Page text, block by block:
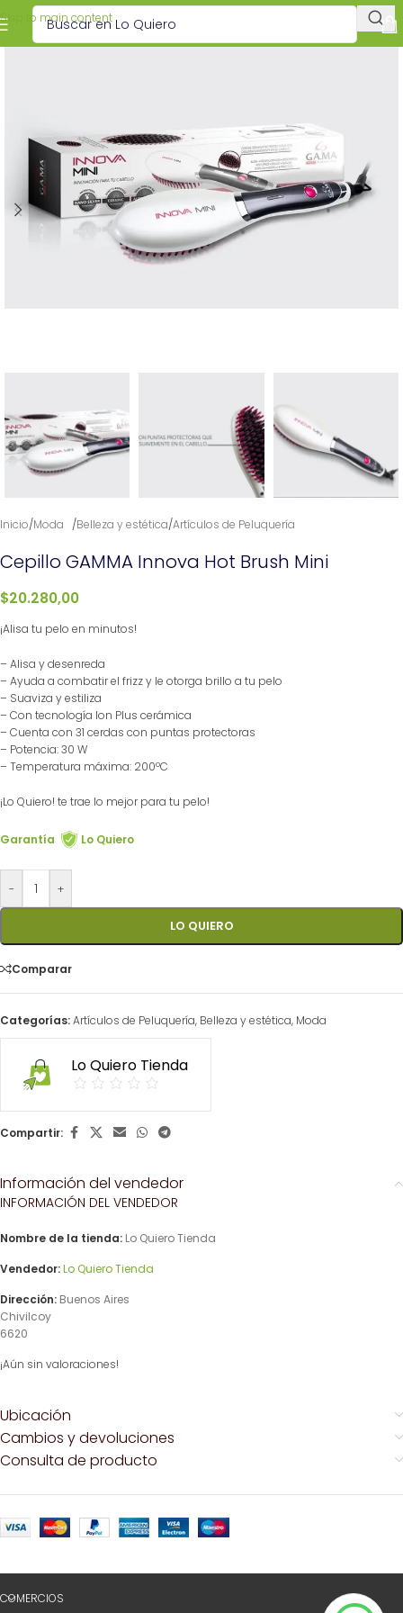
Skip to main content
Inicio/Moda⠀ /Belleza y estética/Artículos de Peluquería
Cepillo GAMMA Innova Hot Brush Mini
$20.280,00
¡Alisa tu pelo en minutos!
– Alisa y desenreda
– Ayuda a combatir el frizz y le otorga brillo a tu pelo
– Suaviza y estiliza
– Con tecnología Ion Plus cerámica
– Cuenta con 31 cerdas con puntas protectoras
– Potencia: 30 W
– Temperatura máxima: 200ºC
¡Lo Quiero! te trae lo mejor para tu pelo!
Garantía Lo Quiero
- +
LO QUIERO
Comparar
Categorías:Artículos de Peluquería, Belleza y estética, Moda⠀
Lo Quiero Tienda
Compartir:
Información del vendedor
INFORMACIÓN DEL VENDEDOR
Nombre de la tienda: Lo Quiero Tienda
Vendedor:Lo Quiero Tienda
Dirección: Buenos Aires
Chivilcoy
6620
¡Aún sin valoraciones!
Ubicación
Cambios y devoluciones
Consulta de producto
COMERCIOS